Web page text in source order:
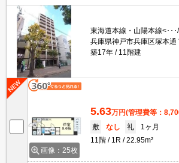
東海道本線・山陽本線<･･
兵庫県神戸市兵庫区塚本通
築17年
11階建
画像：25枚
5.63万円(管理費等：
敷
なし 礼
1ヶ月
11階
1R 22.95m²